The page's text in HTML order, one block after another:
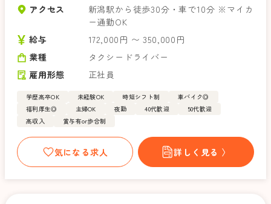
アクセス
新潟駅から徒歩30分・車で10分 ※マイカ
ー通勤OK
給与
172,000円 〜 350,000円
業種
タクシードライバー
雇用形態
正社員
学歴高卒OK 未経験OK 時短シフト制
車バイク◎
福利厚生◎
主婦OK 夜勤 40代歓迎
50代歓迎
高収入
賞与有or歩合制
気になる求人 詳しく見る 〉